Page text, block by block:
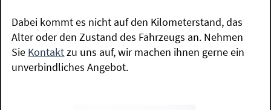
Dabei kommt es nicht auf den Kilometerstand, das
Alter oder den Zustand des Fahrzeugs an. Nehmen
Sie Kontaktzu uns auf, wir machen ihnen gerne ein
unverbindliches Angebot.